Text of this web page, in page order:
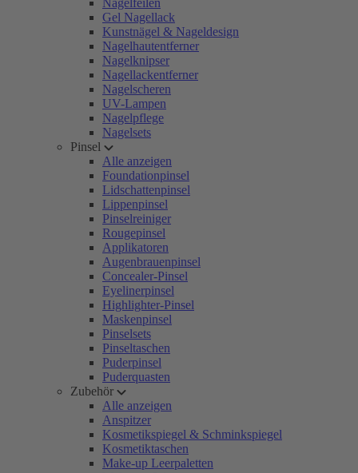
Nagelfeilen
Gel Nagellack
Kunstnägel & Nageldesign
Nagelhautentferner
Nagelknipser
Nagellackentferner
Nagelscheren
UV-Lampen
Nagelpflege
Nagelsets
Pinsel
Alle anzeigen
Foundationpinsel
Lidschattenpinsel
Lippenpinsel
Pinselreiniger
Rougepinsel
Applikatoren
Augenbrauenpinsel
Concealer-Pinsel
Eyelinerpinsel
Highlighter-Pinsel
Maskenpinsel
Pinselsets
Pinseltaschen
Puderpinsel
Puderquasten
Zubehör
Alle anzeigen
Anspitzer
Kosmetikspiegel & Schminkspiegel
Kosmetiktaschen
Make-up Leerpaletten